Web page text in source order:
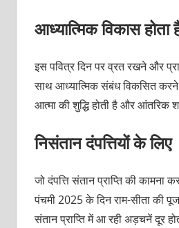
आध्‍यात्मिक विकास होता
इस पवित्र दिन पर व्रत रखने और
साथ आध्‍यात्मिक संबंध विकसित
आत्‍मा की शुद्धि होती है और आंतरिक
निसंतान दंपत्तियों के लिए
जो दंपत्ति संतान प्राप्‍ति की कामना
पंचमी 2025 के दिन राम-सीता की
संतान प्राप्‍ति में आ रही अड़चनें दूर